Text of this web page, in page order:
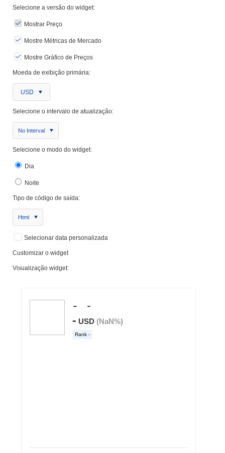
Selecione a versão do widget:
Mostrar Preço
Mostre Métricas de Mercado
Mostre Gráfico de Preços
Moeda de exibição primária:
USD
Selecione o intervalo de atualização:
No Interval
Selecione o modo do widget:
Dia
Noite
Tipo de código de saída:
Html
Selecionar data personalizada
Customizar o widget
Visualização widget: